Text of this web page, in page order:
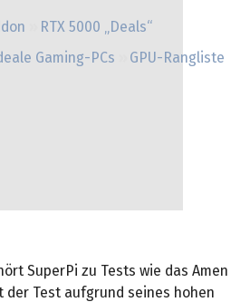
RTX 5000 „Deals“
Gaming-PCs
GPU-Rangliste
SuperPi zu Tests wie das Amen
der Test aufgrund seines hohen